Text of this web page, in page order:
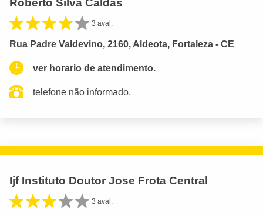
3 aval.
Rua Padre Valdevino, 2160, Aldeota, Fortaleza - CE
ver horario de atendimento.
telefone não informado.
Ijf Instituto Doutor Jose Frota Central
3 aval.